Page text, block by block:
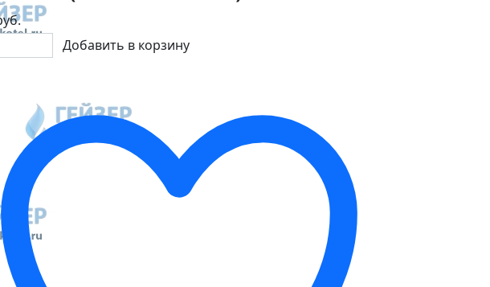
Добавить в корзину